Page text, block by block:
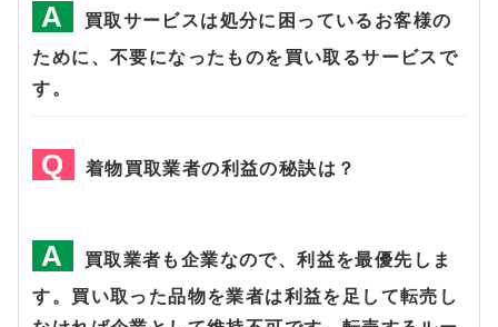
買取サービスは処分に困っているお客様の
ために、不要になったものを買い取るサービスで
す。
着物買取業者の利益の秘訣は？
買取業者も企業なので、利益を最優先しま
す。買い取った品物を業者は利益を足して転売し